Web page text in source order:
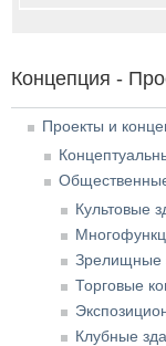
Концепция -
Проекты и
Культовые
Зрелищные
Торговые
Клубные